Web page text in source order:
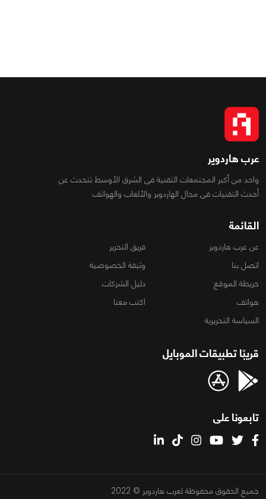
عرب هاردوير
واحد من أكبر المجتمعات التقنية فى الشرق الأوسط تتحدث عن
أحدث التقنيات فى مجال الهاردوير والألعاب والهواتف
القائمة
عن عرب هاردوير
فريق التحرير
اتصل بنا
وثيقة الخصوصية
خريطة الموقع
دليل الشركات
هواتف
اكتب معنا
السياسة التحريرية
قريبًا تطبيقات الموبايل
تابعونا على
جميع الحقوق محفوظة لعرب هاردوير © 2022